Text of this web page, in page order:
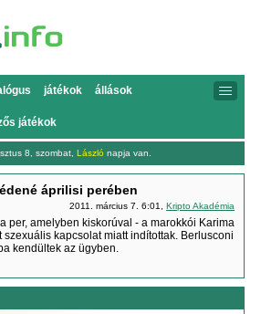
játékok állások
játékok
8, szombat, László napja van.
áprilisi perében
2011. március 7. 6:01,Kripto Akadémia
per, amelyben kiskorúval - a marokkói Karima
szexuális kapcsolat miatt indítottak. Berlusconi
kendültek az ügyben.